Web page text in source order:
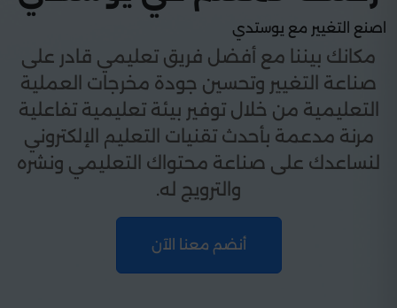
اصنع التغيير مع يوستدي
مكانك بيننا مع أفضل فريق تعليمي قادر على
صناعة التغيير وتحسين جودة مخرجات العملية
التعليمية من خلال توفير بيئة تعليمية تفاعلية
مرنة مدعمة بأحدث تقنيات التعليم الإلكتروني
لنساعدك على صناعة محتواك التعليمي ونشره
والترويج له.
أنضم معنا الآن